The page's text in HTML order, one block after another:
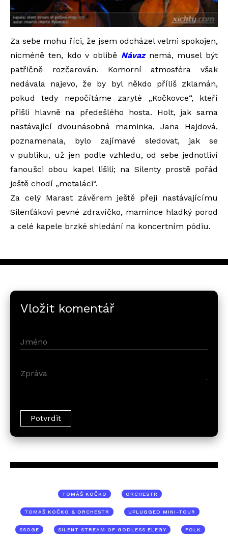
Za sebe mohu říci, že jsem odcházel velmi spokojen,
nicméně ten, kdo v oblibě Návaz nemá, musel být
patřičně rozčarován. Komorní atmosféra však
nedávala najevo, že by byl někdo příliš zklamán,
pokud tedy nepočítáme zaryté „Kočkovce“, kteří
přišli hlavně na předešlého hosta. Holt, jak sama
nastávající dvounásobná maminka, Jana Hajdová,
poznamenala, bylo zajímavé sledovat, jak se
v publiku, už jen podle vzhledu, od sebe jednotliví
fanoušci obou kapel lišili; na Silenty prostě pořád
ještě chodí „metaláci“.
Za celý Marast závěrem ještě přeji nastávajícímu
Silenťákovi pevné zdravíčko, mamince hladký porod
a celé kapele brzké shledání na koncertním pódiu.
Vložit komentář
TOMÁŠ KOČKO ORCHESTR
TOMÁŠ KOČKO & ORCHESTR UPLUGGED MINI-TOUR
SSOGE SILENT STREAM OF GODLESS ELEGY FOLK